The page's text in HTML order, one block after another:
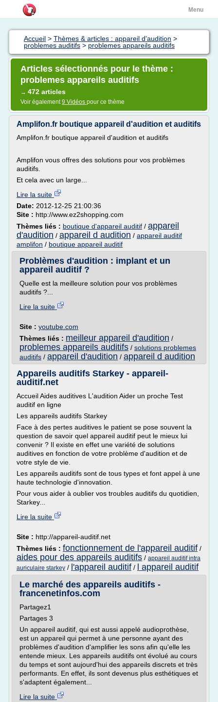
Menu
Accueil > Thèmes & articles : appareil d'audition >
problemes auditifs > problemes appareils auditifs
Articles sélectionnés pour le thème :
problemes appareils auditifs
→ 472 articles
Voir également9 Vidéos pour ce thème
Amplifon.fr boutique appareil d'audition et auditifs
Amplifon.fr boutique appareil d'audition et auditifs
Amplifon vous offres des solutions pour vos problèmes
auditifs.
Et cela avec un large...
Lire la suite
Date: 2012-12-25 21:00:36
Site : http://www.ez2shopping.com
Thèmes liés : boutique d'appareil auditif / appareil
d'audition / appareil d audition / appareil auditif
amplifon / boutique appareil auditif
Problèmes d'audition : implant et un
appareil auditif ?
Quelle est la meilleure solution pour vos problèmes
auditifs ?...
Lire la suite
Site : youtube.com
Thèmes liés : meilleur appareil d'audition /
problemes appareils auditifs / solutions problemes
auditifs / appareil d'audition / appareil d audition
Appareils auditifs Starkey - appareil-
auditif.net
Accueil Aides auditives L'audition Aider un proche Test
auditif en ligne
Les appareils auditifs Starkey
Face à des pertes auditives le patient se pose souvent la
question de savoir quel appareil auditif peut le mieux lui
convenir ? Il existe en effet une variété de solutions
auditives en fonction de votre problème d'audition et de
votre style de vie.
Les appareils auditifs sont de tous types et font appel à une
haute technologie d'innovation.
Pour vous aider à oublier vos troubles auditifs du quotidien,
Starkey...
Lire la suite
Site : http://appareil-auditif.net
Thèmes liés : fonctionnement de l'appareil auditif /
aides pour des appareils auditifs / appareil auditif intra
auriculaire starkey / l'appareil auditif /
l appareil auditif
Le marché des appareils auditifs -
francenetinfos.com
Partagez1
Partages 3
Un appareil auditif, qui est aussi appelé audioprothèse,
est un appareil qui permet à une personne ayant des
problèmes d'audition d'amplifier les sons afin qu'elle les
entende mieux. Les appareils auditifs ont évolué au cours
du temps et sont aujourd'hui des appareils discrets et très
performants. En effet, ils sont devenus plus esthétiques et
s'adaptent également...
Lire la suite